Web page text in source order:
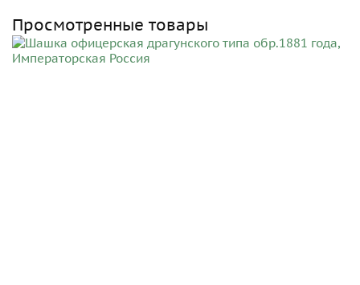
Просмотренные товары